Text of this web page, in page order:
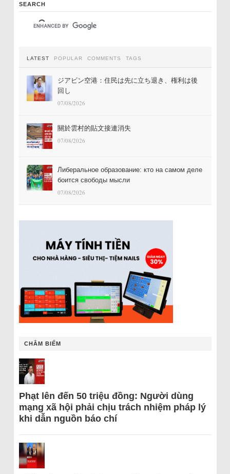
SEARCH
LATEST POPULAR COMMENTS TAGS
ジアビン空港：住民は先に立ち退き、権利は後
回し
07/08/2026
關於雲村的貼文接連消失
07/08/2026
Либеральное образование: кто на самом деле
боится свободы мысли
07/08/2026
CHÂM BIẾM
Phạt lên đến 50 triệu đồng: Người dùng
mạng xã hội phải chịu trách nhiệm pháp lý
khi dẫn nguồn báo chí